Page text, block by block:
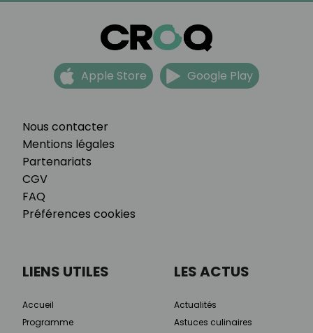
Nous contacter
Mentions légales
Partenariats
CGV
FAQ
Préférences cookies
Apple Store Google Play
LIENS UTILES
Accueil
Programme
LES ACTUS
Actualités
Astuces culinaires